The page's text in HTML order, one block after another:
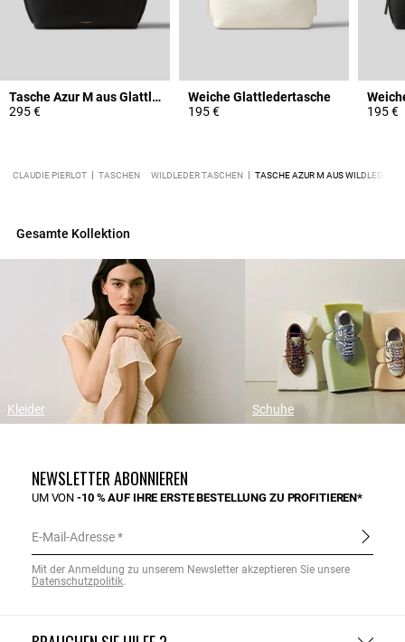
Tasche Azur M aus Glattleder
295 €
Weiche Glattledertasche
195 €
195 €
CLAUDIE PIERLOT TASCHEN WILDLEDER TASCHEN TASCHE AZUR M AUS WILDLEDER
Gesamte Kollektion
Kleider Schuhe
NEWSLETTER ABONNIEREN
UM VON-10 % AUF IHRE ERSTE BESTELLUNG ZU PROFITIEREN*
E-Mail-Adresse
Mit der Anmeldung zu unserem Newsletter akzeptieren Sie unsere
Datenschutzpolitik.